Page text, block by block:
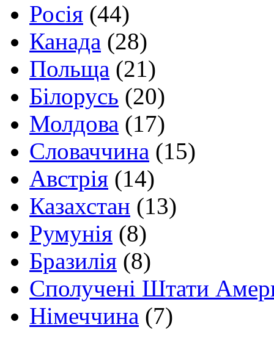
Росія (44)
Канада (28)
Польща (21)
Білорусь (20)
Молдова (17)
Словаччина (15)
Австрія (14)
Казахстан (13)
Румунія (8)
Бразилія (8)
Сполучені Штати
Німеччина (7)